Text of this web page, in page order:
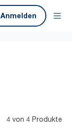
Anmelden
4 von 4 Produkte